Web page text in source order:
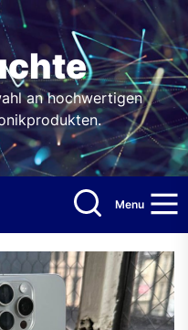
an hochwertigen
Menu